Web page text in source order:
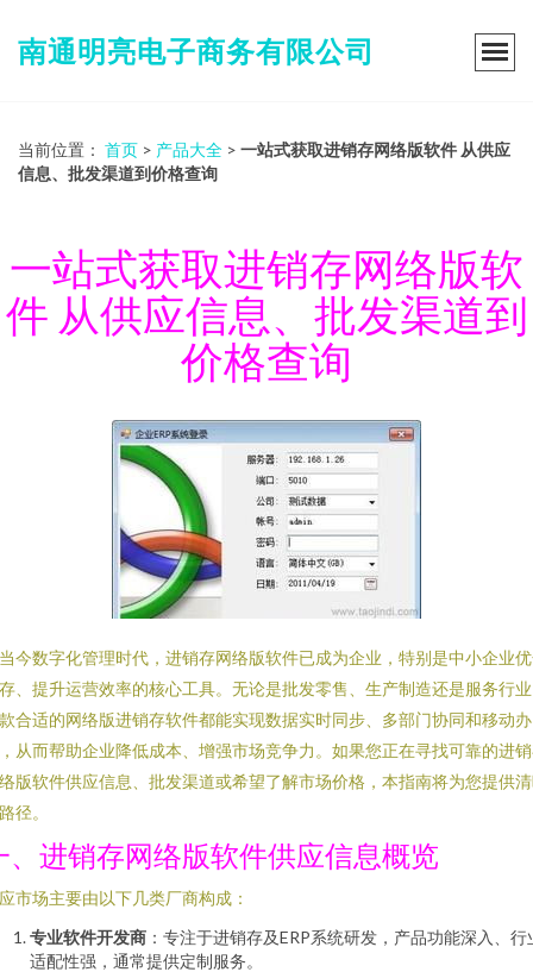
南通明亮电子商务有限公司
当前位置： 首页 > 产品大全 > 一站式获取进销存网络版软件 从供应
信息、批发渠道到价格查询
一站式获取进销存网络版软
件 从供应信息、批发渠道到
价格查询
今数字化管理时代，进销存网络版软件已成为企业，特别是中小企业
、提升运营效率的核心工具。无论是批发零售、生产制造还是服务行
合适的网络版进销存软件都能实现数据实时同步、多部门协同和移动办
从而帮助企业降低成本、增强市场竞争力。如果您正在寻找可靠的进
版软件供应信息、批发渠道或希望了解市场价格，本指南将为您提供
径。
、进销存网络版软件供应信息概览
市场主要由以下几类厂商构成：
专业软件开发商 ：专注于进销存及ERP系统研发，产品功能深入、行
适配性强，通常提供定制服务。